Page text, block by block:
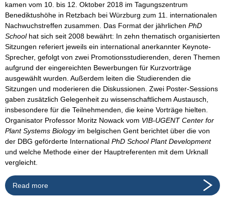
kamen vom 10. bis 12. Oktober 2018 im Tagungszentrum
Benediktushöhe in Retzbach bei Würzburg zum 11. internationalen
Nachwuchstreffen zusammen. Das Format der jährlichen PhD
Schoolhat sich seit 2008 bewährt: In zehn thematisch organisierten
Sitzungen referiert jeweils ein international anerkannter Keynote-
Sprecher, gefolgt von zwei Promotionsstudierenden, deren Themen
aufgrund der eingereichten Bewerbungen für Kurzvorträge
ausgewählt wurden. Außerdem leiten die Studierenden die
Sitzungen und moderieren die Diskussionen. Zwei Poster-Sessions
gaben zusätzlich Gelegenheit zu wissenschaftlichem Austausch,
insbesondere für die Teilnehmenden, die keine Vorträge hielten.
Organisator Professor Moritz Nowack vom VIB-UGENT Center for
Plant Systems Biologyim belgischen Gent berichtet über die von
der DBG geförderte International PhD School Plant Development
und welche Methode einer der Hauptreferenten mit dem Urknall
vergleicht.
Read more